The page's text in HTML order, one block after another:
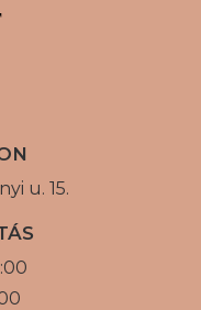
u. 15.